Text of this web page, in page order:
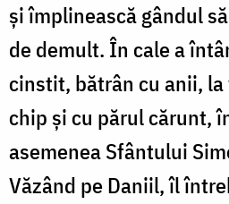
și împlinească gândul
de demult. În cale a
cinstit, bătrân cu anii, la
chip și cu părul cărunt,
asemenea Sfântului
Văzând pe Daniil, îl